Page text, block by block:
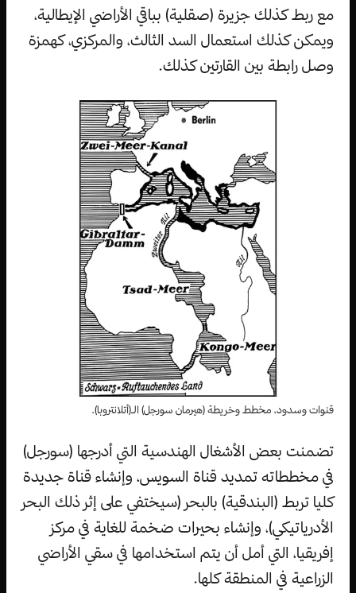
مع ربط كذلك جزيرة (صقلية) بباقي الأراضي الإيطالية،
ويمكن كذلك استعمال السد الثالث، والمركزي، كهمزة
وصل رابطة بين القارتين كذلك.
قنوات وسدود، مخطط وخريطة (هيرمان سورجل) الـ(أتلانتروبا).
تضمنت بعض الأشغال الهندسية التي أدرجها (سورجل)
في مخططاته تمديد قناة السويس، وإنشاء قناة جديدة
كليا تربط (البندقية) بالبحر (سيختفي على إثر ذلك البحر
الأدرياتيكي)، وإنشاء بحيرات ضخمة للغاية في مركز
إفريقيا، التي أمل أن يتم استخدامها في سقي الأراضي
الزراعية في المنطقة كلها.